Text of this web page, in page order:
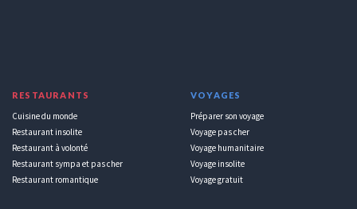
RESTAURANTS
Cuisine du monde
Restaurant insolite
Restaurant à volonté
Restaurant sympa et pas cher
Restaurant romantique
VOYAGES
Préparer son voyage
Voyage pas cher
Voyage humanitaire
Voyage insolite
Voyage gratuit